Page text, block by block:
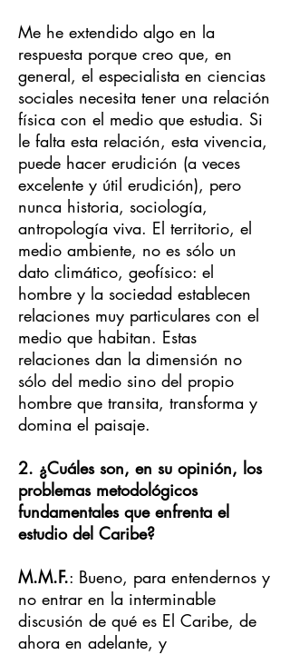
Me he extendido algo en la
respuesta porque creo que, en
general, el especialista en ciencias
sociales necesita tener una relación
física con el medio que estudia. Si
le falta esta relación, esta vivencia,
puede hacer erudición (a veces
excelente y útil erudición), pero
nunca historia, sociología,
antropología viva. El territorio, el
medio ambiente, no es sólo un
dato climático, geofísico: el
hombre y la sociedad establecen
relaciones muy particulares con el
medio que habitan. Estas
relaciones dan la dimensión no
sólo del medio sino del propio
hombre que transita, transforma y
domina el paisaje.
2. ¿Cuáles son, en su opinión, los
problemas metodológicos
fundamentales que enfrenta el
estudio del Caribe?
M.M.F.: Bueno, para entendernos y
no entrar en la interminable
discusión de qué es El Caribe, de
ahora en adelante, y